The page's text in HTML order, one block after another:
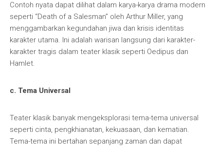
Contoh nyata dapat dilihat dalam karya-karya drama modern
seperti “Death of a Salesman” oleh Arthur Miller, yang
menggambarkan kegundahan jiwa dan krisis identitas
karakter utama. Ini adalah warisan langsung dari karakter-
karakter tragis dalam teater klasik seperti Oedipus dan
Hamlet.
c. Tema Universal
Teater klasik banyak mengeksplorasi tema-tema universal
seperti cinta, pengkhianatan, kekuasaan, dan kematian.
Tema-tema ini bertahan sepanjang zaman dan dapat